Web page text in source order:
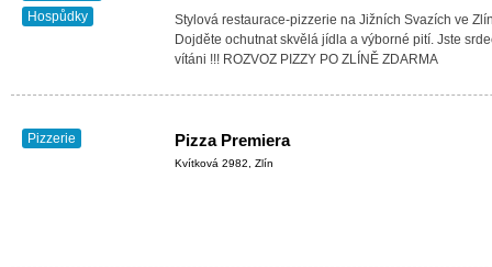
Hospůdky
Stylová restaurace-pizzerie na Jižních Svazích ve
Dojděte ochutnat skvělá jídla a výborné pití. Jste
vítáni !!! ROZVOZ PIZZY PO ZLÍNĚ ZDARMA
Pizzerie Pizza Premiera
Kvítková 2982, Zlín